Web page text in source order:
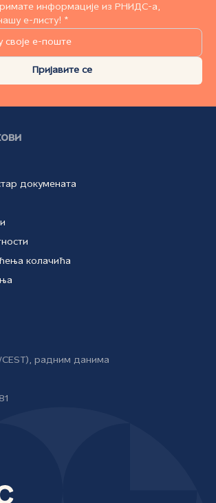
информације из РНИДС-а,
е-листу! *
Пријавите се
докумената
колачића
CEST), радним данима